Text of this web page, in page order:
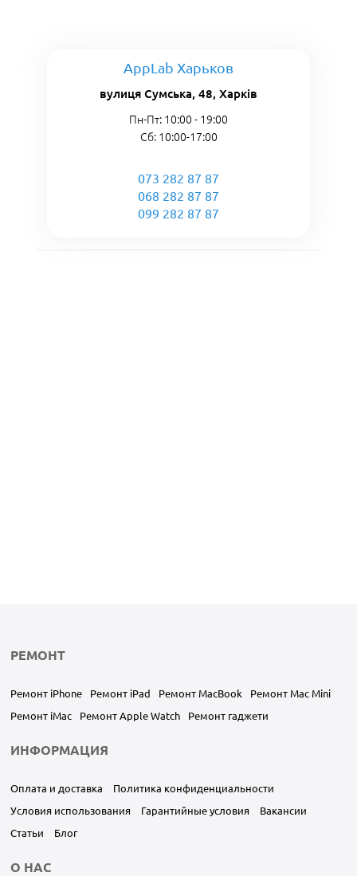
AppLab Харьков
вулиця Сумська, 48, Харків
Пн-Пт: 10:00 - 19:00
Сб: 10:00-17:00
073 282 87 87
068 282 87 87
099 282 87 87
РЕМОНТ
Ремонт iPhone Ремонт iPad Ремонт MacBook
Ремонт Mac Mini
Ремонт iMac
Ремонт Apple Watch Ремонт гаджети
ИНФОРМАЦИЯ
Оплата и доставка
Политика конфиденциальности
Условия использования
Гарантийные условия
Вакансии
Статьи
Блог
О НАС